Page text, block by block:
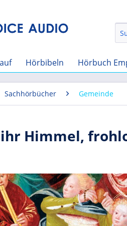
Hörbibeln Hörbuch
Sachhörbücher Gemeinde
ihr Himmel,